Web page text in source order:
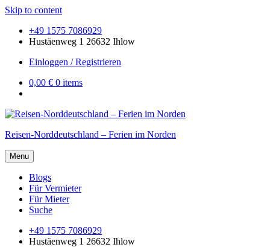
Skip to content
+49 1575 7086929
Hustäenweg 1 26632 Ihlow
Einloggen / Registrieren
0,00 € 0 items
Reisen-Norddeutschland – Ferien im Norden
Menu
Blogs
Für Vermieter
Für Mieter
Suche
+49 1575 7086929
Hustäenweg 1 26632 Ihlow